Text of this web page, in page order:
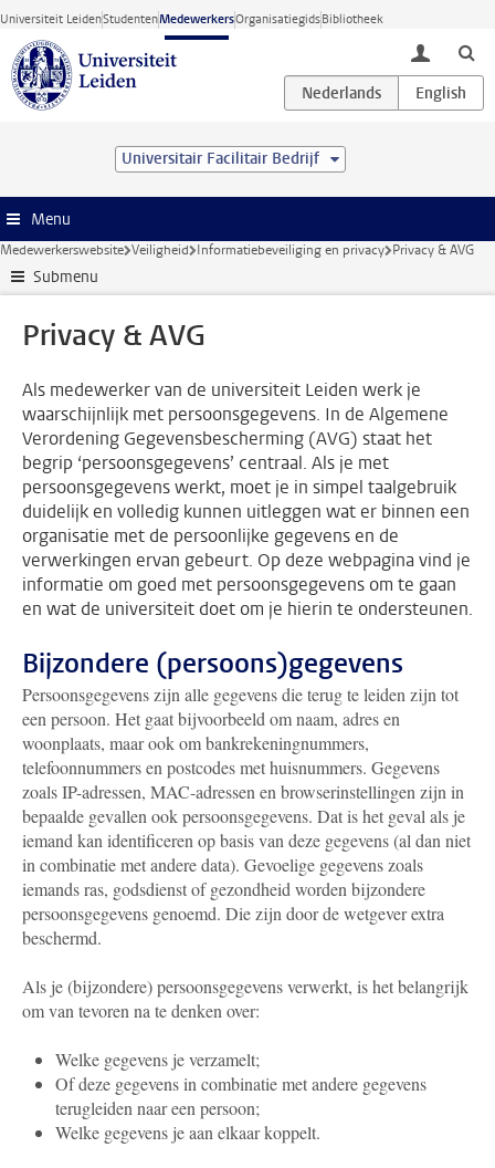
Ga direct naar de inhoud
Universiteit LeidenStudentenMedewerkersOrganisatiegidsBibliotheek
toggle
Universitair Facilitair Bedrijf
Menu
Medewerkerswebsite Veiligheid Informatiebeveiliging en privacy Privacy & AVG
Submenu
Privacy & AVG
Als medewerker van de universiteit Leiden werk je
waarschijnlijk met persoonsgegevens. In de Algemene
Verordening Gegevensbescherming (AVG) staat het
begrip ‘persoonsgegevens’ centraal. Als je met
persoonsgegevens werkt, moet je in simpel taalgebruik
duidelijk en volledig kunnen uitleggen wat er binnen een
organisatie met de persoonlijke gegevens en de
verwerkingen ervan gebeurt. Op deze webpagina vind je
informatie om goed met persoonsgegevens om te gaan
en wat de universiteit doet om je hierin te ondersteunen.
Bijzondere (persoons)gegevens
Persoonsgegevens zijn alle gegevens die terug te leiden zijn tot
een persoon. Het gaat bijvoorbeeld om naam, adres en
woonplaats, maar ook om bankrekeningnummers,
telefoonnummers en postcodes met huisnummers. Gegevens
zoals IP-adressen, MAC-adressen en browserinstellingen zijn in
bepaalde gevallen ook persoonsgegevens. Dat is het geval als je
iemand kan identificeren op basis van deze gegevens (al dan niet
in combinatie met andere data). Gevoelige gegevens zoals
iemands ras, godsdienst of gezondheid worden bijzondere
persoonsgegevens genoemd. Die zijn door de wetgever extra
beschermd.
Als je (bijzondere) persoonsgegevens verwerkt, is het belangrijk
om van tevoren na te denken over:
Welke gegevens je verzamelt;
Of deze gegevens in combinatie met andere gegevens
terugleiden naar een persoon;
Welke gegevens je aan elkaar koppelt.